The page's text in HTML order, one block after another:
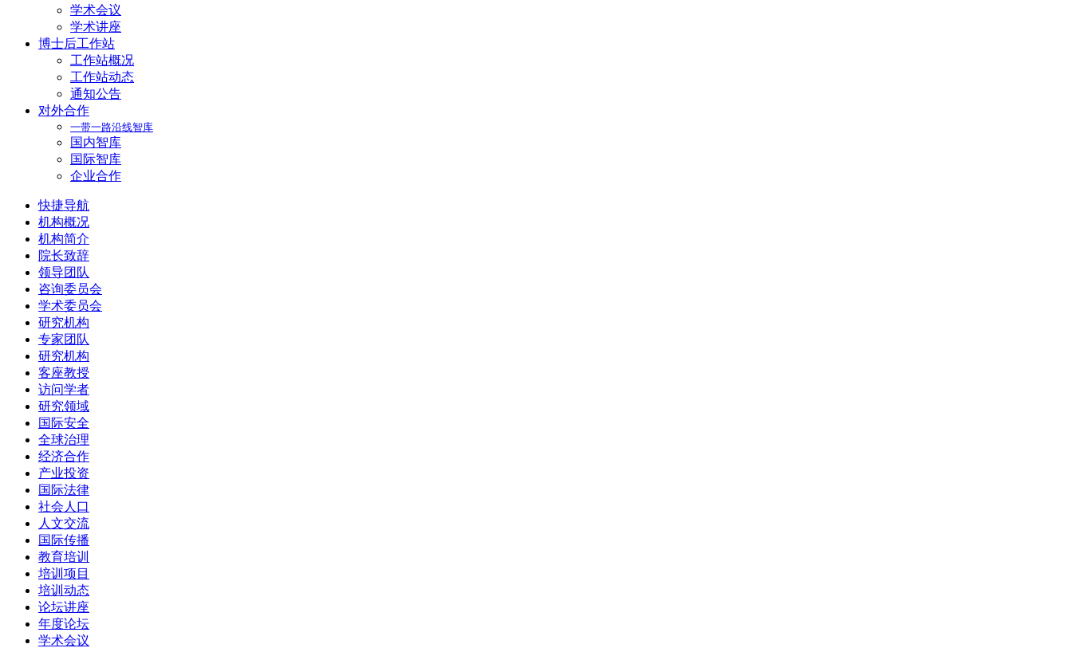
学术会议
学术讲座
博士后工作站
工作站概况
工作站动态
通知公告
对外合作
一带一路沿线智库
国内智库
国际智库
企业合作
快捷导航
机构概况
机构简介
院长致辞
领导团队
咨询委员会
学术委员会
研究机构
专家团队
研究机构
客座教授
访问学者
研究领域
国际安全
全球治理
经济合作
产业投资
国际法律
社会人口
人文交流
国际传播
教育培训
培训项目
培训动态
论坛讲座
年度论坛
学术会议